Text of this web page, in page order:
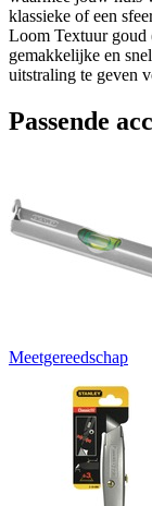
klassieke of een
Loom Textuur goud
gemakkelijke en
uitstraling te geven
Passende
Meetgereedschap